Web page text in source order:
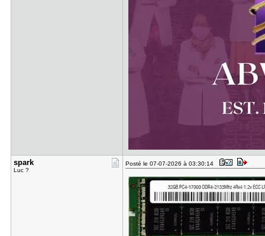
spark
Luc ?
Posté le 07-07-2026 à 03:30:14